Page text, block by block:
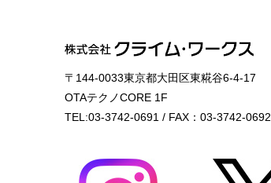
〒144-0033東京都大田区東糀谷6-4-17
OTAテクノCORE 1F
TEL:03-3742-0691 / FAX：03-3742-0692